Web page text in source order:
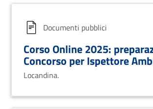
Documenti pubblici
Corso Online 2025:
Concorso per Ispettore
Locandina.